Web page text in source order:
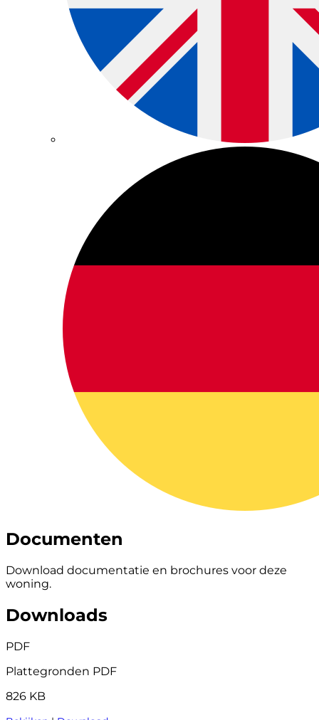
Documenten
Download documentatie en brochures voor deze
woning.
Downloads
PDF
Plattegronden PDF
826 KB